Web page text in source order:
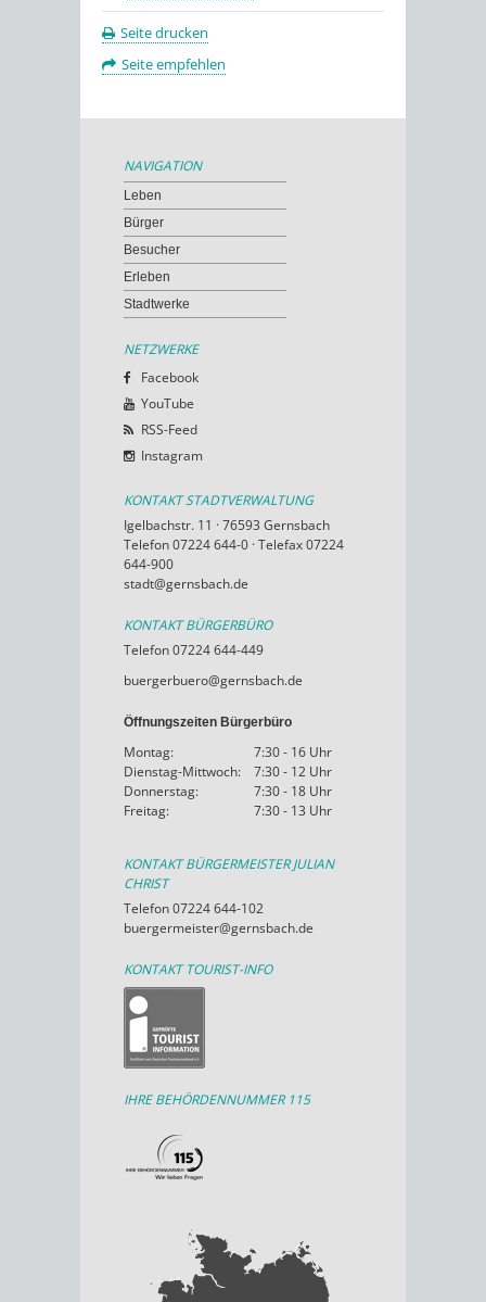
Seite drucken
Seite empfehlen
NAVIGATION
Leben
Bürger
Besucher
Erleben
Stadtwerke
NETZWERKE
Facebook
YouTube
RSS-Feed
Instagram
KONTAKT STADTVERWALTUNG
Igelbachstr. 11 · 76593 Gernsbach
Telefon 07224 644-0 · Telefax 07224
644-900
stadt@gernsbach.de
KONTAKT BÜRGERBÜRO
Telefon 07224 644-449
buergerbuero@gernsbach.de
Öffnungszeiten Bürgerbüro
Montag:
7:30 - 16 Uhr
Dienstag-Mittwoch:
7:30 - 12 Uhr
Donnerstag:
7:30 - 18 Uhr
Freitag:
7:30 - 13 Uhr
KONTAKT BÜRGERMEISTER JULIAN
CHRIST
Telefon 07224 644-102
buergermeister@gernsbach.de
KONTAKT TOURIST-INFO
IHRE BEHÖRDENNUMMER 115